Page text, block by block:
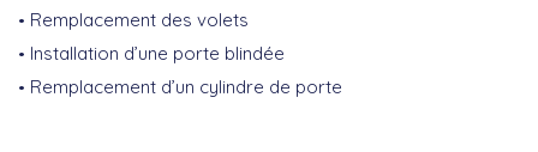
Remplacement des volets
Installation d’une porte blindée
Remplacement d’un cylindre de porte